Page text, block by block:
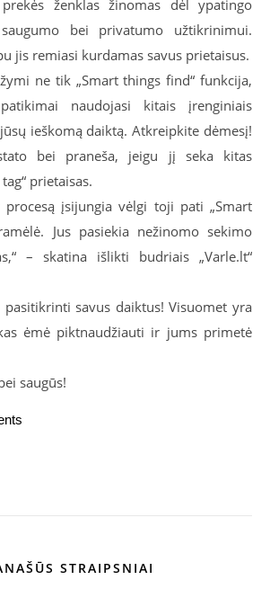
ženklas žinomas dėl ypatingo
bei privatumo užtikrinimui.
jis remiasi kurdamas savus prietaisus.
ne tik „Smart things find“ funkcija,
naudojasi kitais įrenginiais
ieškomą daiktą. Atkreipkite dėmesį!
bei praneša, jeigu jį seka kitas
prietaisas.
įsijungia vėlgi toji pati „Smart
Jus pasiekia nežinomo sekimo
– skatina išlikti budriais „Varle.lt“
savus daiktus! Visuomet yra
ėmė piktnaudžiauti ir jums primetė
saugūs!
STRAIPSNIAI